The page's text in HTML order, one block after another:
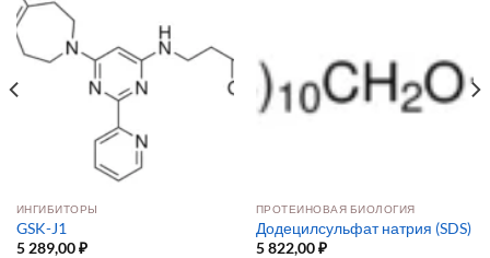
ИНГИБИТОРЫ
GSK-J1
5 289,00₽
ПРОТЕИНОВАЯ БИОЛОГИЯ
Додецилсульфат натрия (SDS)
5 822,00₽